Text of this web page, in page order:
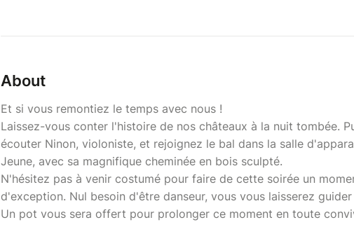
About
Et si vous remontiez le temps avec nous !
Laissez-vous conter l'histoire de nos châteaux à la nuit tombée.
écouter Ninon, violoniste, et rejoignez le bal dans la salle
Jeune, avec sa magnifique cheminée en bois sculpté.
N'hésitez pas à venir costumé pour faire de cette soirée un
d'exception. Nul besoin d'être danseur, vous vous laisserez guider
Un pot vous sera offert pour prolonger ce moment en toute